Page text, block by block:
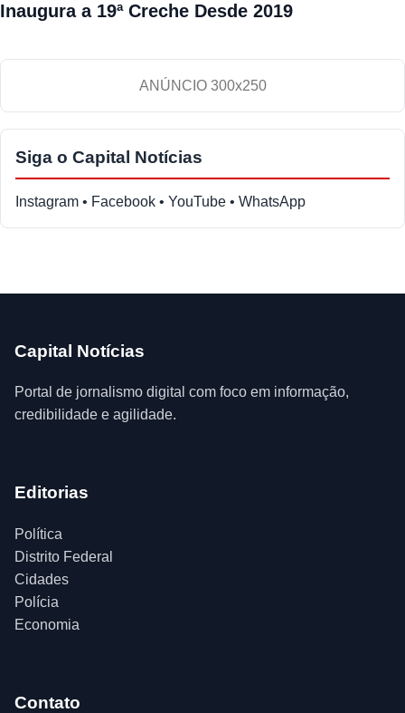
Inaugura a 19ª Creche Desde 2019
ANÚNCIO 300x250
Siga o Capital Notícias
Instagram • Facebook • YouTube • WhatsApp
Capital Notícias
Portal de jornalismo digital com foco em informação,
credibilidade e agilidade.
Editorias
Política
Distrito Federal
Cidades
Polícia
Economia
Contato